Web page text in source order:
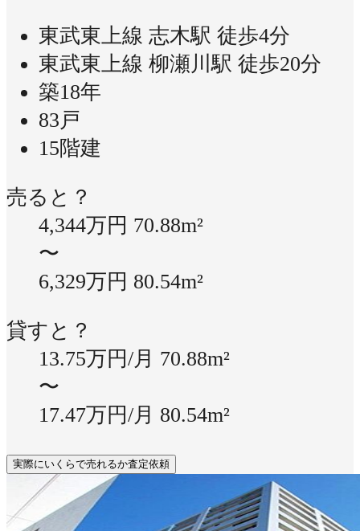
東武東上線 志木駅 徒歩4分
東武東上線 柳瀬川駅 徒歩20分
築18年
83戸
15階建
売ると？
4,344万円 70.88m²
〜
6,329万円 80.54m²
貸すと？
13.75万円/月 70.88m²
〜
17.47万円/月 80.54m²
実際にいくらで売れるか査定依頼